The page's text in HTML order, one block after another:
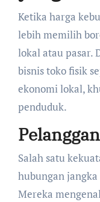
Ketika harga
lebih memilih
lokal atau pasar.
bisnis toko fisik
ekonomi lokal,
penduduk.
Salah satu
hubungan
Mereka